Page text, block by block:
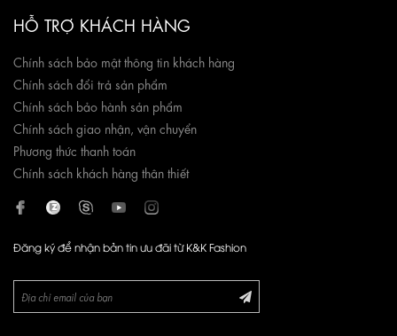
HỖ TRỢ KHÁCH HÀNG
Chính sách bảo mật thông tin khách hàng
Chính sách đổi trả sản phẩm
Chính sách bảo hành sản phẩm
Chính sách giao nhận, vận chuyển
Phương thức thanh toán
Chính sách khách hàng thân thiết
Đăng ký để nhận bản tin ưu đãi từ K&K Fashion